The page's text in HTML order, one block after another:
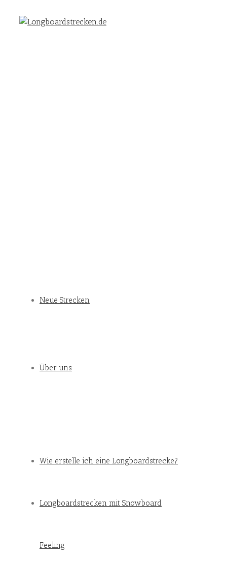
Neue Strecken
Über uns
Wie erstelle ich eine Longboardstrecke?
Longboardstrecken mit Snowboard
Feeling